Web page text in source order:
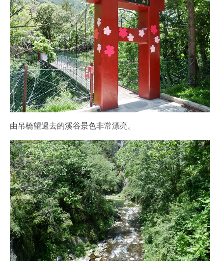
由吊橋望過去的溪谷景色非常漂亮。